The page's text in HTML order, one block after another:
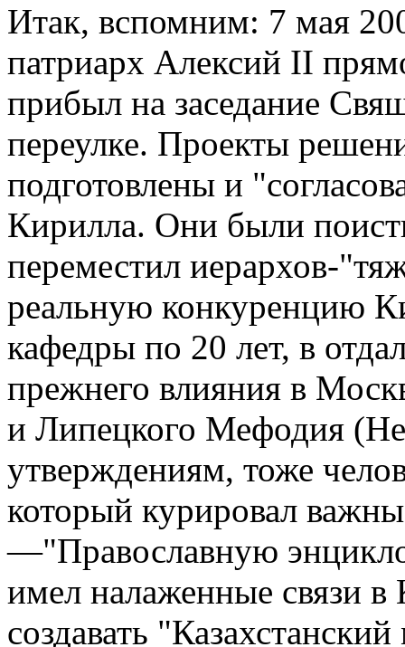
Итак, вспомним: 7 мая
патриарх Алексий II
прибыл на заседание
переулке. Проекты
подготовлены и
Кирилла. Они были
переместил иерархов-
реальную конкуренцию
кафедры по 20 лет, в
прежнего влияния в
и Липецкого Мефодия
утверждениям, тоже
который курировал
—"Православную
имел налаженные связи
создавать